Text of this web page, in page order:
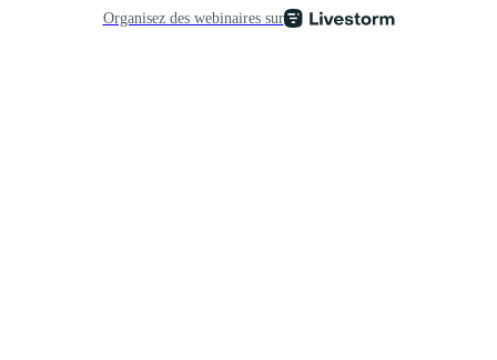
Organisez des webinaires sur